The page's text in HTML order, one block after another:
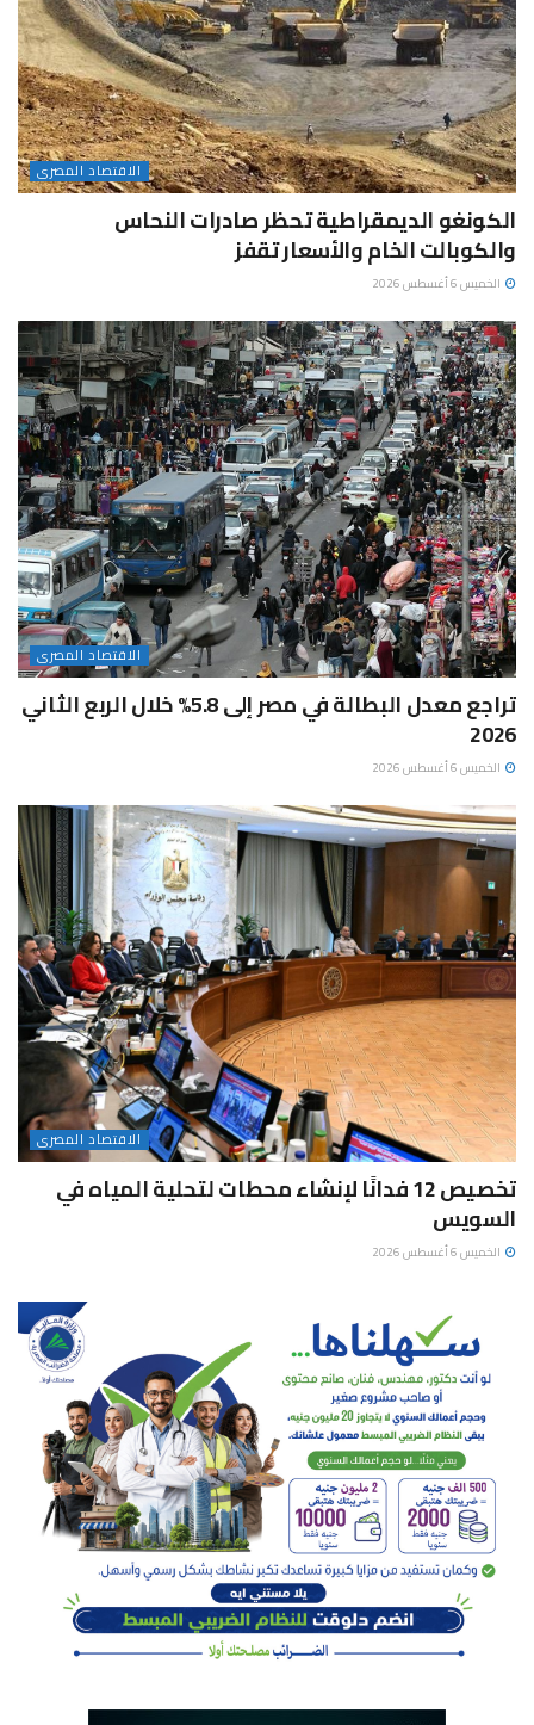
الاقتصاد المصرى
الكونغو الديمقراطية تحظر صادرات النحاس
والكوبالت الخام والأسعار تقفز
الخميس 6 أغسطس 2026
الاقتصاد المصرى
تراجع معدل البطالة في مصر إلى 5.8% خلال الربع الثاني
2026
الخميس 6 أغسطس 2026
الاقتصاد المصرى
تخصيص 12 فدانًا لإنشاء محطات لتحلية المياه في
السويس
الخميس 6 أغسطس 2026